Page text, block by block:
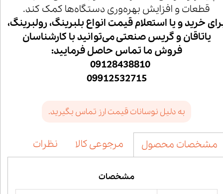
قطعات و افزایش بهره‌وری دستگاه‌ها کمک کند.
خرید و یا استعلام قیمت انواع بلبرینگ، رولبرینگ،
یاتاقان و گریس صنعتی می‌توانید با کارشناسان
فروش ما تماس حاصل فرمایید:
09128438810
09912532715
به دلیل نوسانات قیمت ارز تماس بگیرید.
مشخصات محصول مرجوعی کالا نظرات
مشخصات